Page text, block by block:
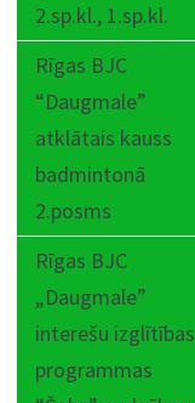
2.sp.kl., 1.sp.kl.
Rīgas BJC
“Daugmale”
atklātais kauss
badmintonā
2.posms
Rīgas BJC
„Daugmale”
interešu izglītības
programmas